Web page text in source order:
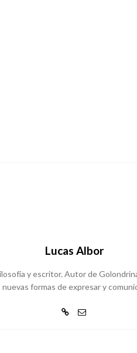
Lucas Albor
y escritor. Autor de
nuevas formas de expresar y